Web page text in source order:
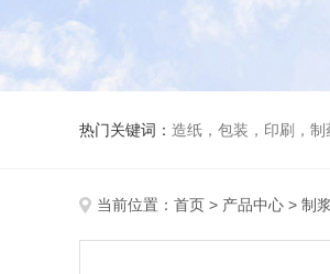
热门关键词： 造纸，包装，印刷，
当前位置： 首页 > 产品中心 > 制